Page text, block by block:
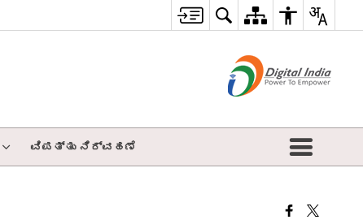
ವಿಪತ್ತು ನಿರ್ವಹಣೆ